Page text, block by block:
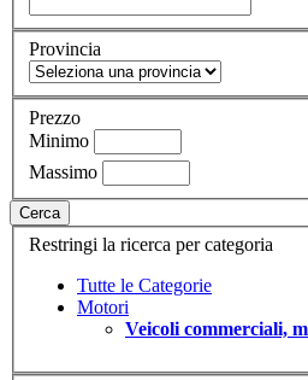
Provincia
Prezzo
Minimo
Massimo
Cerca
Restringi la ricerca per categoria
Tutte le Categorie
Motori
Veicoli commerciali,